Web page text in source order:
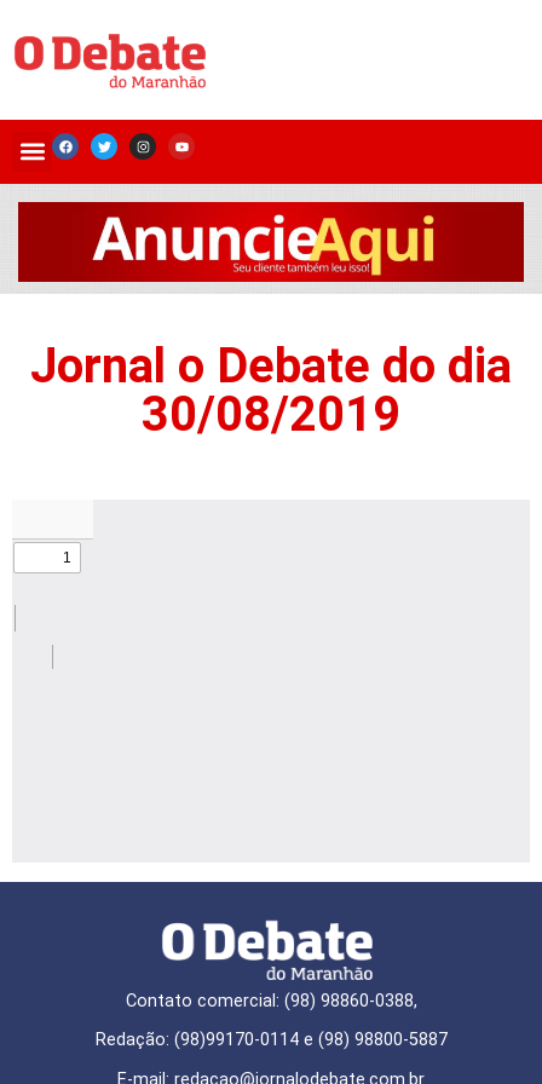
Jornal o Debate do dia
30/08/2019
Contato comercial: (98) 98860-0388,
Redação: (98)99170-0114 e (98) 98800-5887
E-mail: redaçao@jornalodebate.com.br